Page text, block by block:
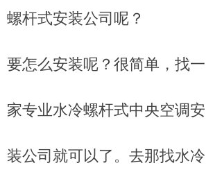
螺杆式安装公司呢？
要怎么安装呢？很简单，找一
家专业水冷螺杆式中央空调安
装公司就可以了。去那找水冷